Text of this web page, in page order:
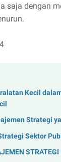
saja dengan
Kecil
Strategi
Sektor